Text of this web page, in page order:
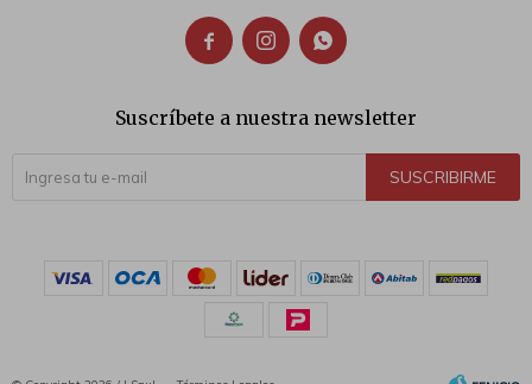
  
Suscríbete a nuestra newsletter
SUSCRIBIRME